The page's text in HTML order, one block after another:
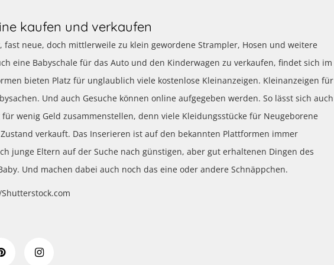
kaufen und verkaufen
fast neue, doch mittlerweile zu klein gewordene Strampler, Hosen und weitere
eine Babyschale für das Auto und den Kinderwagen zu verkaufen, findet sich im
bieten Platz für unglaublich viele kostenlose Kleinanzeigen. Kleinanzeigen für
Und auch Gesuche können online aufgegeben werden. So lässt sich auch
wenig Geld zusammenstellen, denn viele Kleidungsstücke für Neugeborene
verkauft. Das Inserieren ist auf den bekannten Plattformen immer
junge Eltern auf der Suche nach günstigen, aber gut erhaltenen Dingen des
Und machen dabei auch noch das eine oder andere Schnäppchen.